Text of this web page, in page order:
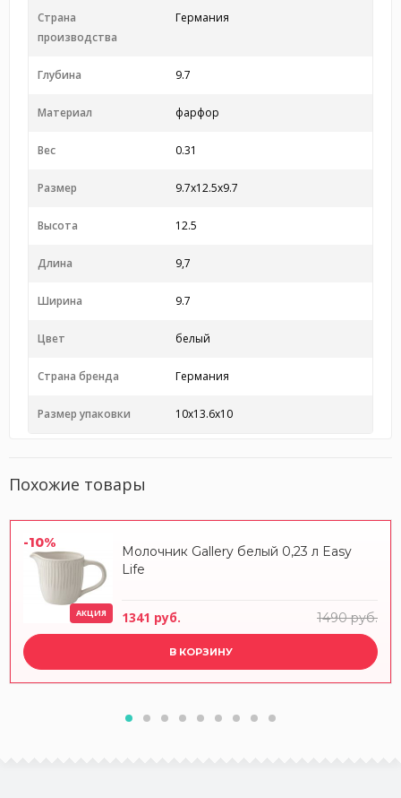
Страна
производства
Германия
Глубина 9.7
Материал фарфор
Вес 0.31
Размер 9.7x12.5x9.7
Высота 12.5
Длина 9,7
Ширина 9.7
Цвет белый
Страна бренда Германия
Размер упаковки 10x13.6x10
Похожие товары
-10%
АКЦИЯ
Молочник Gallery белый 0,23 л Easy
Life
1341 руб. 1490 руб.
В КОРЗИНУ